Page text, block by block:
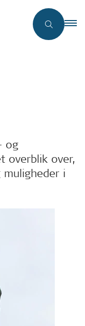
og
overblik over,
i